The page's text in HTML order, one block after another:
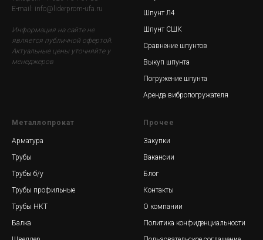
E-mail: info@liderprom-ufa.ru
Информация на сайте не
является публичной офертой.
Актуальные цены уточняйте у
менеджеров
Шпунт Л4
Шпунт СШК
Сравнение шпунтов
Выкуп шпунта
Погружение шпунта
Аренда вибропогружателя
Металлопрокат
Арматура
Трубы
Трубы б/у
Трубы профильные
Трубы НКТ
Балка
Прочее
Закупки
Вакансии
Блог
Контакты
О компании
Политика конфиденциальности